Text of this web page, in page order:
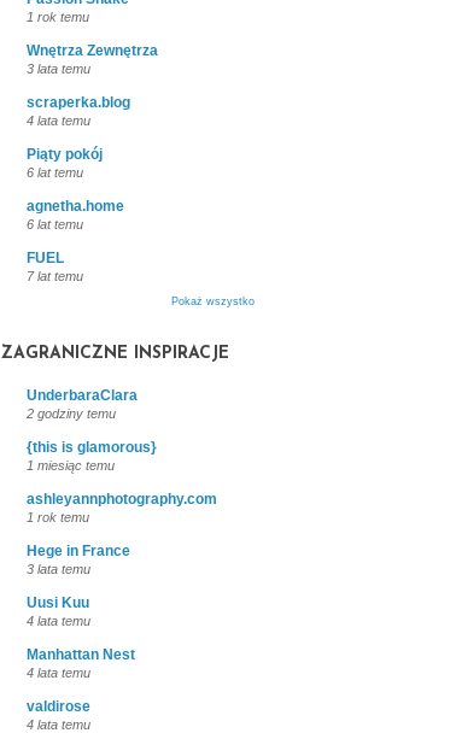
1 rok temu
Wnętrza Zewnętrza
3 lata temu
scraperka.blog
4 lata temu
Piąty pokój
6 lat temu
agnetha.home
6 lat temu
FUEL
7 lat temu
Pokaż wszystko
ZAGRANICZNE INSPIRACJE
UnderbaraClara
2 godziny temu
{this is glamorous}
1 miesiąc temu
ashleyannphotography.com
1 rok temu
Hege in France
3 lata temu
Uusi Kuu
4 lata temu
Manhattan Nest
4 lata temu
valdirose
4 lata temu